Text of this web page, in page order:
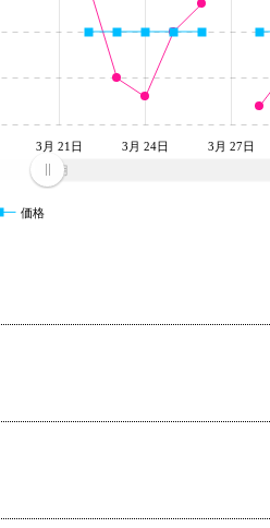
3月
3月 21日 3月 24日 3月 27日
価格